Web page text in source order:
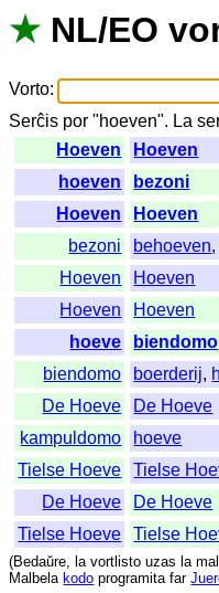
★ NL/EO
Vorto:
Serĉis por "hoeven". La
Hoeven
Hoeven
hoeven
bezoni
Hoeven
Hoeven
bezoni
behoeven,
Hoeven
Hoeven
Hoeven
Hoeven
hoeve
biendomo
biendomo
boerderij,
De Hoeve
De Hoeve
kampuldomo
hoeve
Tielse Hoeve
Tielse
De Hoeve
De Hoeve
Tielse Hoeve
Tielse
(Bedaŭre, la vortlisto uzas la
Malbela kodo programita far